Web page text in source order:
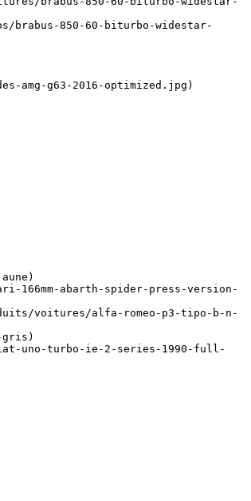
brabus-850-60-biturbo-widestar-
amg-g63-2016-optimized.jpg)
166mm-abarth-spider-press-version-
reduits/voitures/alfa-romeo-p3-tipo-b-n-
gris)
fiat-uno-turbo-ie-2-series-1990-full-